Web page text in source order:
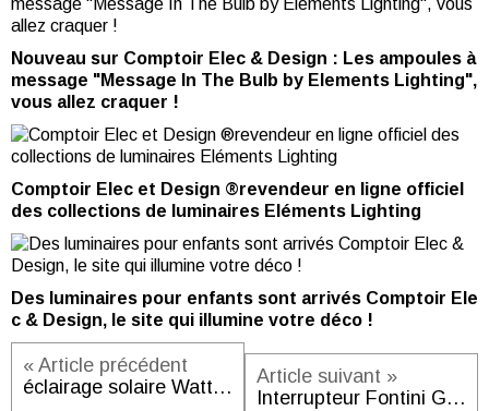
Nouveau sur Comptoir Elec & Design : Les ampoules à
message "Message In The Bulb by Elements Lighting",
vous allez craquer !
Comptoir Elec et Design ®revendeur en ligne officiel
des collections de luminaires Eléments Lighting
Des luminaires pour enfants sont arrivés Comptoir Ele
c & Design, le site qui illumine votre déco !
« Article précédent
éclairage solaire Watt et Home sur Comptoir Elec et Design.com
Article suivant »
Interrupteur Fontini Garby en porcelaine blanche. Un incontournable iconique disponible sur ComptoirElecetDesign.com